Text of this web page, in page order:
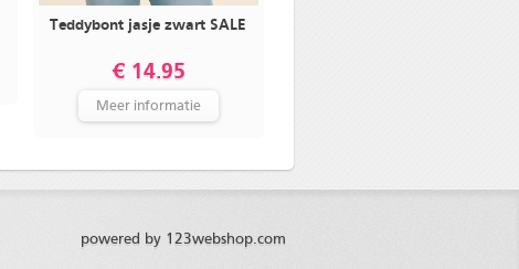
Teddybont jasje zwart SALE
€ 14.95
Meer informatie
powered by 123webshop.com